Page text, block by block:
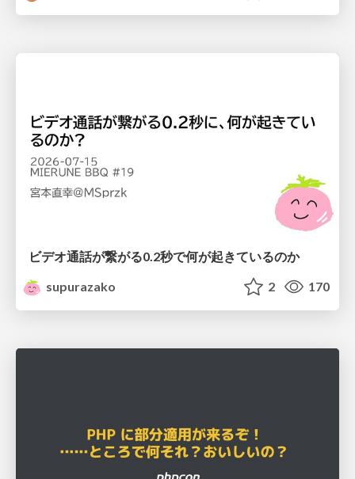
ビデオ通話が繋がる0.2秒で何が起きているのか
supurazako
2 170